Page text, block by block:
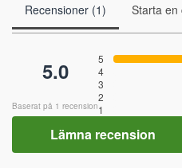
Recensioner (1)
Starta en
5.0
Baserat på 1 recension
5
4
3
2
1
Lämna recension